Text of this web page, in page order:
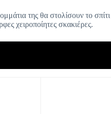
της θα στολίσουν το
χειροποίητες σκακιέρες.